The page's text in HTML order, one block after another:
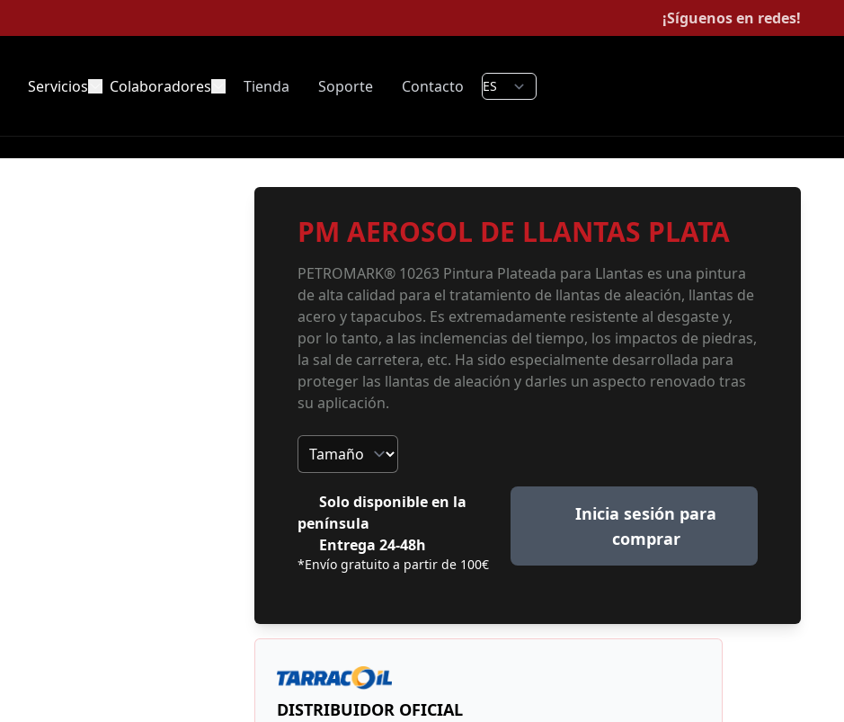
¡Síguenos en redes!
Servicios Colaboradores Tienda Soporte Contacto
PM AEROSOL DE LLANTAS PLATA
PETROMARK® 10263 Pintura Plateada para Llantas es una pintura
de alta calidad para el tratamiento de llantas de aleación, llantas de
acero y tapacubos. Es extremadamente resistente al desgaste y,
por lo tanto, a las inclemencias del tiempo, los impactos de piedras,
la sal de carretera, etc. Ha sido especialmente desarrollada para
proteger las llantas de aleación y darles un aspecto renovado tras
su aplicación.
Tamaño
Solo disponible en la
península
Entrega 24-48h
*Envío gratuito a partir de 100€
Inicia sesión para
comprar
DISTRIBUIDOR OFICIAL